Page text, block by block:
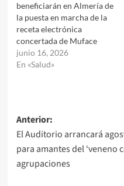
beneficiarán en Almería de
la puesta en marcha de la
receta electrónica
concertada de Muface
junio 16, 2026
En «Salud»
Navegación
de
entradas
Anterior:
El Auditorio arrancará
para amantes del ‘veneno
agrupaciones